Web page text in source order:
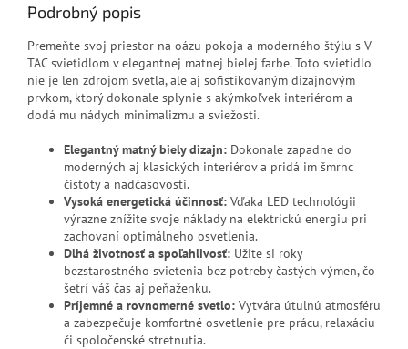
Podrobný popis
Premeňte svoj priestor na oázu pokoja a moderného štýlu s V-
TAC svietidlom v elegantnej matnej bielej farbe. Toto svietidlo
nie je len zdrojom svetla, ale aj sofistikovaným dizajnovým
prvkom, ktorý dokonale splynie s akýmkoľvek interiérom a
dodá mu nádych minimalizmu a sviežosti.
Elegantný matný biely dizajn: Dokonale zapadne do
moderných aj klasických interiérov a pridá im šmrnc
čistoty a nadčasovosti.
Vysoká energetická účinnosť: Vďaka LED technológii
výrazne znížite svoje náklady na elektrickú energiu pri
zachovaní optimálneho osvetlenia.
Dlhá životnosť a spoľahlivosť: Užite si roky
bezstarostného svietenia bez potreby častých výmen, čo
šetrí váš čas aj peňaženku.
Príjemné a rovnomerné svetlo: Vytvára útulnú atmosféru
a zabezpečuje komfortné osvetlenie pre prácu, relaxáciu
či spoločenské stretnutia.